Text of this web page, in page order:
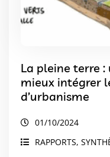
La pleine terre
mieux intégrer
d’urbanisme
01/10/2024
RAPPORTS,